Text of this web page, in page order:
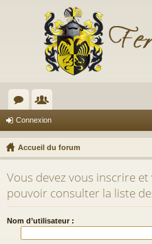
or
u
m
s
e
m
br
es
Connexion
Accueil du forum
Vous devez vous inscrire
pouvoir consulter la liste
Nom d’utilisateur :